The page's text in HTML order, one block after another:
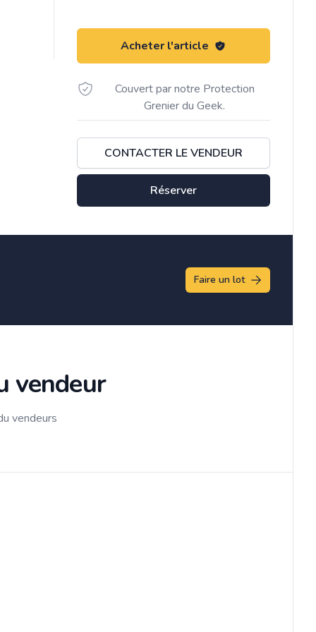
Acheter l'article
Couvert par notre Protection
Grenier du Geek.
CONTACTER LE VENDEUR
Réserver
Faire un lot
vendeur
vendeurs